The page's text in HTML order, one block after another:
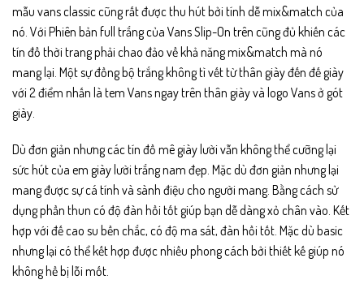
mẫu vans classic cũng rất được thu hút bởi tính dễ mix&match của
nó. Với Phiên bản full trắng của Vans Slip-On trên cũng đủ khiến các
tín đồ thời trang phải chao đảo về khả năng mix&match mà nó
mang lại. Một sự đồng bộ trắng không tì vết từ thân giày đến đế giày
với 2 điểm nhấn là tem Vans ngay trên thân giày và logo Vans ở gót
giày.
Dù đơn giản nhưng các tín đồ mê giày lười vẫn không thể cưỡng lại
sức hút của em giày lười trắng nam đẹp. Mặc dù đơn giản nhưng lại
mang được sự cá tính và sành điệu cho người mang. Bằng cách sử
dụng phần thun có độ đàn hồi tốt giúp bạn dễ dàng xỏ chân vào. Kết
hợp với đế cao su bền chắc, có độ ma sát, đàn hồi tốt. Mặc dù basic
nhưng lại có thể kết hợp được nhiều phong cách bởi thiết kế giúp nó
không hề bị lỗi mốt.